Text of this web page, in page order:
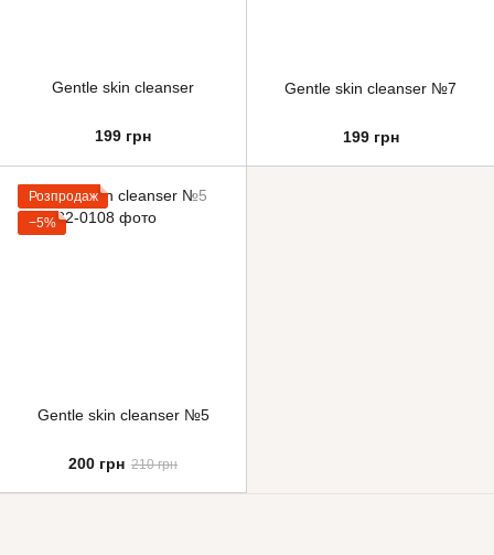
Gentle skin cleanser
199 грн
Gentle skin cleanser №7
199 грн
Розпродаж
−5%
Gentle skin cleanser №5
200 грн 210 грн